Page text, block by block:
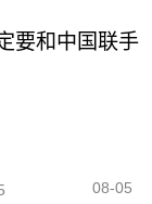
要和中国联手
08-05